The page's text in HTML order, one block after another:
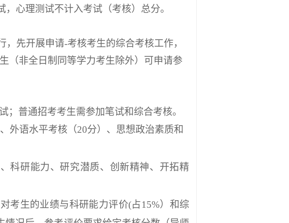
心理测试不计入考试（考核）总分。
先开展申请-考核考生的综合考核工作，
（非全日制同等学力考生除外）可申请参
； 普通招考考生需参加笔试和综合考核。
外语水平考核（20分）、思想政治素质和
科研能力、研究潜质、创新精神、开拓精
考生的业绩与科研能力评价(占1 5%）和综